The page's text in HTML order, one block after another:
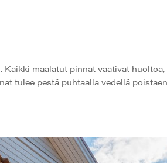
maalatut pinnat vaativat
tulee pestä puhtaalla vedellä